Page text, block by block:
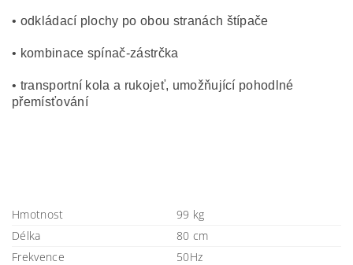
• odkládací plochy po obou stranách štípače
• kombinace spínač-zástrčka
• transportní kola a rukojeť, umožňující pohodlné
přemísťování
Hmotnost
99 kg
Délka
80 cm
Frekvence
50Hz